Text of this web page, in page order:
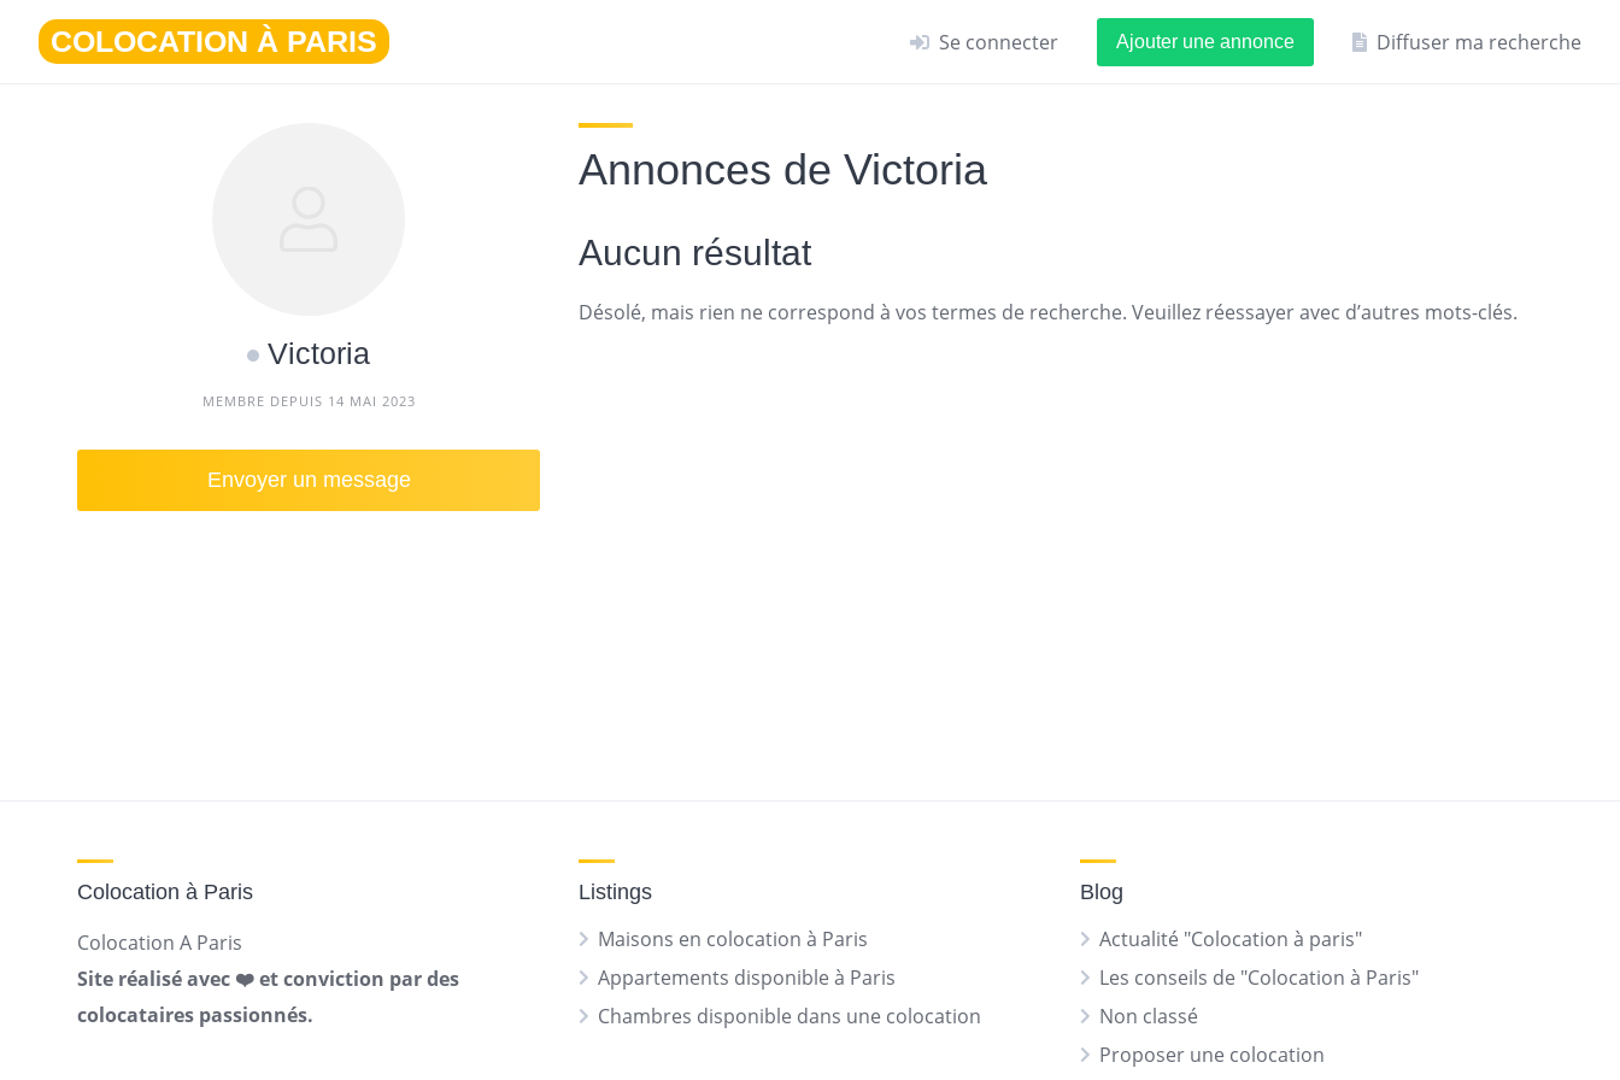
contenu
COLOCATION À PARIS Se connecter Ajouter une annonce Diffuser ma recherche
Victoria
MEMBRE DEPUIS 14 MAI 2023
Envoyer un message
Annonces de Victoria
Aucun résultat
Désolé, mais rien ne correspond à vos termes de recherche. Veuillez réessayer avec d’autres mots-clés.
Colocation à Paris
Colocation A Paris
Site réalisé avec ❤️ et conviction par des
colocataires passionnés.
Listings
Maisons en colocation à Paris
Appartements disponible à Paris
Chambres disponible dans une colocation
Blog
Actualité "Colocation à paris"
Les conseils de "Colocation à Paris"
Non classé
Proposer une colocation